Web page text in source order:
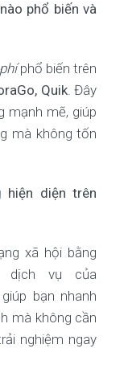
phổ biến và
phổ biến trên
Quik. Đây
mạnh mẽ, giúp
mà không tốn
diện trên
xã hội bằng
dịch vụ của
bạn nhanh
mà không cần
nghiệm ngay